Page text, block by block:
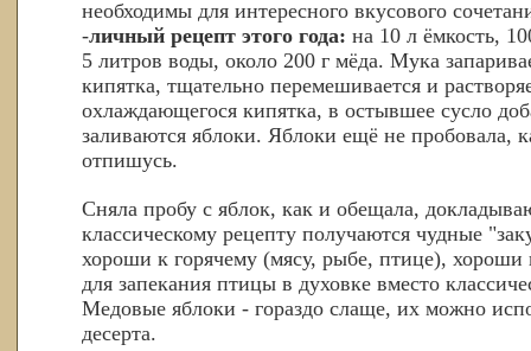
необходимы для интересного вкусового
-личный рецепт этого года: на 10 л ёмкость,
5 литров воды, около 200 г мёда. Мука
кипятка, тщательно перемешивается и
охлаждающегося кипятка, в остывшее сусло
заливаются яблоки. Яблоки ещё не пробовала,
отпишусь.
Сняла пробу с яблок, как и обещала,
классическому рецепту получаются чудные
хороши к горячему (мясу, рыбе, птице), хороши
для запекания птицы в духовке вместо
Медовые яблоки - гораздо слаще, их можно
десерта.